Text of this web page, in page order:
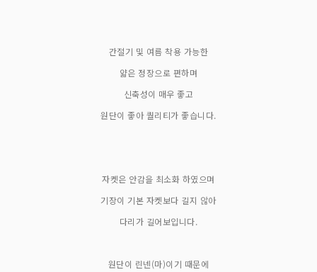
간절기 및 여름 착용 가능한
얇은 정장으로 편하며
신축성이 매우 좋고
원단이 좋아 퀄리티가 좋습니다.
자켓은 안감을 최소화 하였으며
기장이 기본 자켓보다 길지 않아
다리가 길어보입니다.
원단이 린넨(마)이기 때문에